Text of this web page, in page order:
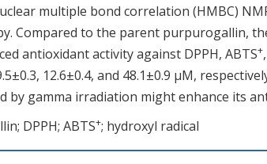
multiple bond correlation (HMBC)
Compared to the parent purpurogallin,
antioxidant activity against DPPH, ABTS+
12.6±0.4, and 48.1±0.9 μM,
gamma irradiation might enhance its
DPPH; ABTS+; hydroxyl radical